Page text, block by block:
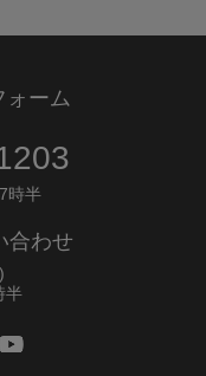
ォーム
時半
合わせ
半